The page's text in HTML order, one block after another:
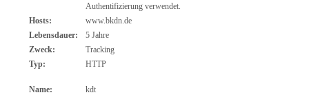
Authentifizierung verwendet.
Hosts:
www.bkdn.de
Lebensdauer:
5 Jahre
Zweck:
Tracking
Typ:
HTTP
Name:
kdt